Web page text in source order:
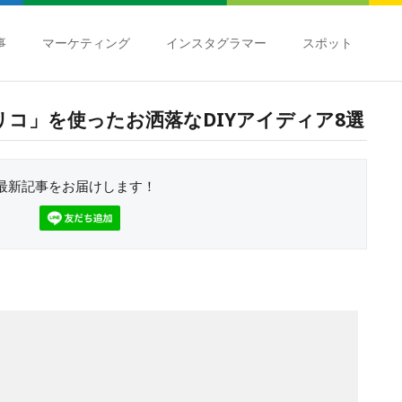
マーケティング インスタグラマー スポット
コ」を使ったお洒落なDIYアイディア8選
新記事をお届けします！